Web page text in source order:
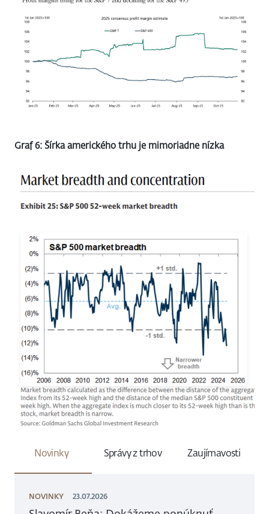
Graf 6: Šírka amerického trhu je mimoriadne nízka
Novinky Správy z trhov Zaujímavosti
NOVINKY 23.07.2026